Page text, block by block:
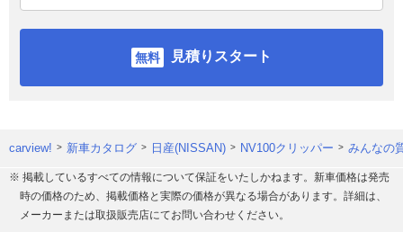
見積りスタート
carview! 新車カタログ 日産(NISSAN) NV100クリッパー みんなの
※ 掲載しているすべての情報について保証をいたしかねます。新車価格は発売
時の価格のため、掲載価格と実際の価格が異なる場合があります。詳細は、
メーカーまたは取扱販売店にてお問い合わせください。